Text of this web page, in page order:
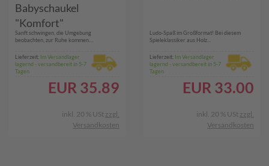
Babyschaukel
"Komfort"
Sanft schwingen, die Umgebung
beobachten, zur Ruhe kommen....
Lieferzeit: Im Versandlager
lagernd - versandbereit in 5-7
Tagen
EUR 35.89
inkl. 20 % USt zzgl.
Versandkosten
Ludo-Spaß im Großformat! Bei diesem
Spieleklassiker aus Holz...
Lieferzeit: Im Versandlager
lagernd - versandbereit in 5-7
Tagen
EUR 33.00
inkl. 20 % USt zzgl.
Versandkosten